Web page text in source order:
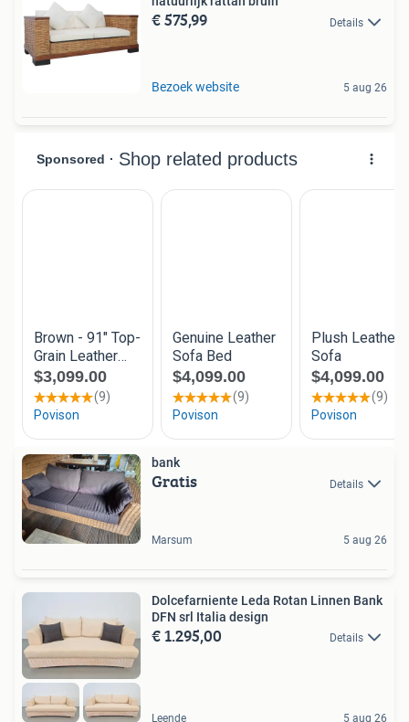
€ 575,99 Details
Bezoek website 5 aug 26
bank
Gratis Details
Marsum 5 aug 26
Dolcefarniente Leda Rotan Linnen Bank
DFN srl Italia design
€ 1.295,00 Details
Leende 5 aug 26